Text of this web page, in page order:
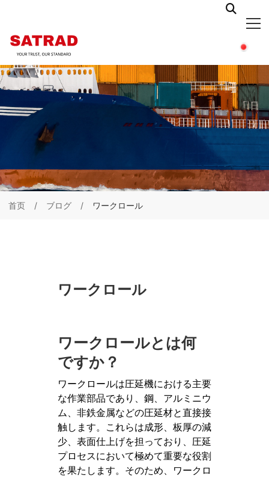
首页 ブログ ワークロール
ワークロール
ワークロールとは何
ですか？
ワークロールは圧延機における主要
な作業部品であり、鋼、アルミニウ
ム、非鉄金属などの圧延材と直接接
触します。これらは成形、板厚の減
少、表面仕上げを担っており、圧延
プロセスにおいて極めて重要な役割
を果たします。そのため、ワークロ